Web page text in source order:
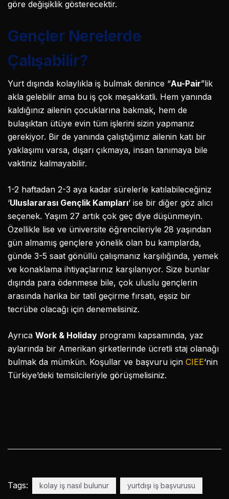
göre değişiklik gösterecektir.
Gençler Nerelerde
Çalışabilir?
Yurt dışında kolaylıkla iş bulmak denince “Au-Pair”lik
akla gelebilir ama bu iş çok meşakkatli. Hem yanında
kaldığınız ailenin çocuklarına bakmak, hem de
bulaşıktan ütüye evin tüm işlerini sizin yapmanız
gerekiyor. Bir de yanında çalıştığımız ailenin katı bir
yaklaşımı varsa, dışarı çıkmaya, insan tanımaya bile
vaktiniz kalmayabilir.
1-2 haftadan 2-3 aya kadar sürelerle katılabileceğiniz
‘Uluslararası Gençlik Kampları‘ ise bir diğer göz alıcı
seçenek. Yaşım 27 artık çok geç diye düşünmeyin.
Özellikle lise ve üniversite öğrencileriyle 28 yaşından
gün almamış gençlere yönelik olan bu kamplarda,
günde 3-5 saat gönüllü çalışmanız karşılığında, yemek
ve konaklama ihtiyaçlarınız karşılanıyor. Size bunlar
dışında para ödenmese bile, çok uluslu gençlerin
arasında harika bir tatil geçirme fırsatı, eşsiz bir
tecrübe olacağı için denemelisiniz.
Ayrıca Work & Holiday programı kapsamında, yaz
aylarında bir Amerikan şirketlerinde ücretli staj olanağı
bulmak da mümkün. Koşullar ve başvuru için CIEE‘nin
Türkiye’deki temsilcileriyle görüşmelisiniz.
Tags: kolay iş nasıl bulunur yurtdışı iş başvurusu